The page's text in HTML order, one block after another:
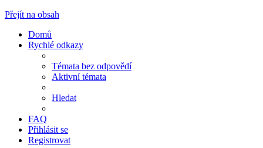
Přejít na obsah
Domů
Rychlé odkazy
Témata bez odpovědí
Aktivní témata
Hledat
FAQ
Přihlásit se
Registrovat